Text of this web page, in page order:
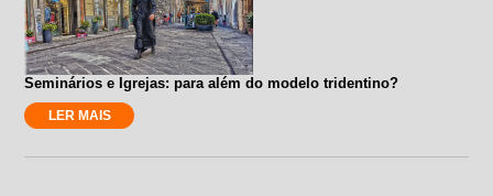
Seminários e Igrejas: para além do modelo tridentino?
LER MAIS